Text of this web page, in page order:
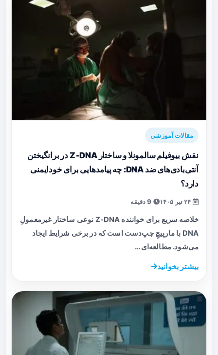
مقالات آموزشی
نقش بیوفیلم سالمونلا و ساختار Z‑DNA در برانگیختن
آنتی‌بادی‌های ضد DNA: چه پیامدهایی برای خودایمنی
دارد؟
خلاصه سریع برای خواننده Z‑DNA نوعی ساختار غیرمعمولِ
DNA با مارپیچِ چپ‌دست است که در برخی شرایط ایجاد
می‌شود. مطالعه‌ای…
بیشتر بخوانید